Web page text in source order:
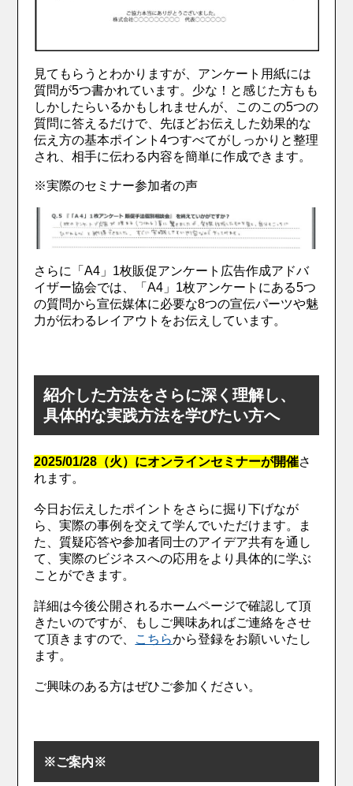
見てもらうとわかりますが、アンケート用紙には
質問が5つ書かれています。少な！と感じた方もも
しかしたらいるかもしれませんが、このこの5つの
質問に答えるだけで、先ほどお伝えした効果的な
伝え方の基本ポイント4つすべてがしっかりと整理
され、相手に伝わる内容を簡単に作成できます。
※実際のセミナー参加者の声
さらに「A4」1枚販促アンケート広告作成アドバ
イザー協会では、「A4」1枚アンケートにある5つ
の質問から宣伝媒体に必要な8つの宣伝パーツや魅
力が伝わるレイアウトをお伝えしています。
紹介した方法をさらに深く理解し、
具体的な実践方法を学びたい方へ
2025/01/28（火）にオンラインセミナーが開催さ
れます。
今日お伝えしたポイントをさらに掘り下げなが
ら、実際の事例を交えて学んでいただけます。ま
た、質疑応答や参加者同士のアイデア共有を通し
て、実際のビジネスへの応用をより具体的に学ぶ
ことができます。
詳細は今後公開されるホームページで確認して頂
きたいのですが、もしご興味あればご連絡をさせ
て頂きますので、 こちらから登録をお願いいたし
ます。
ご興味のある方はぜひご参加ください。
※ご案内※